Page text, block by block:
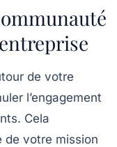
de votre
l’engagement
Cela
de votre mission